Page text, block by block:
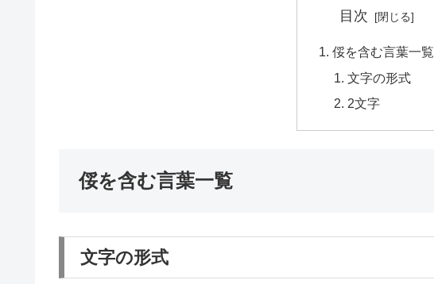
目次
俀を含む言葉一覧
文字の形式
2文字
俀を含む言葉一覧
文字の形式